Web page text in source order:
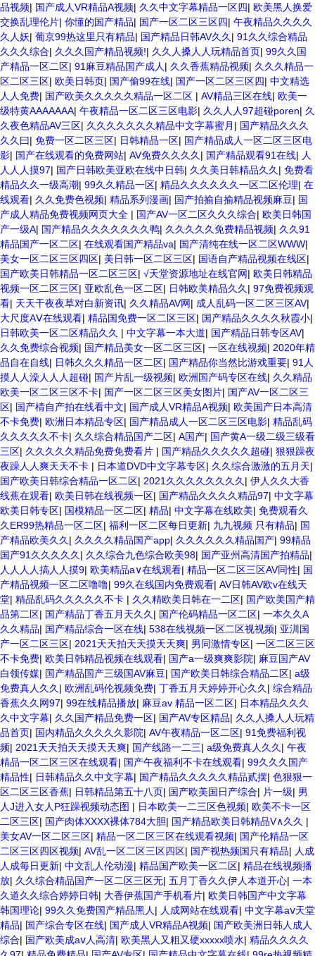
品视频| 国产成人VR精品A视频| 久久中文字幕精品一区四| 欧美黑人换爱
交换乱理伦片| 你懂的国产精品| 国产一区二区三区四| 午夜精品久久久久
久人妖| 葡京99热这里只有精品| 国产精品日韩AV久久 | 91久久综合精品
久久久综合| 久久久国产精品视频!| 久久人搡人人玩精品首页| 99久久国
产精品一区二区| 91麻豆精品国产成人 | 久久香蕉精品视频| 久久久精品一
区二区三区| 欧美日韩页| 国产偷99在线| 国产一区二区三区四| 中文精选
人人免费| 国产欧美久久久久久精品一区二区 | AV精品三区在线| 欧美一
级特黄AAAAAAA| 午夜精品一区二区三区电影| 久久人人97超碰poren| 久
久夜色精品AV三区| 久久久久久久久精品中文字幕蜜月 | 国产精品久久久
久久曰| 免费一区二区三区| 日韩精品一区| 国产精品成人一区二区三区电
影| 国产在线观看的免费网站| AV免费久久久久 | 国产精品观看91在线| 人
人人人摸97| 国产日韩欧美亚欧在线中日韩| 久久美日韩精品久久 | 免费看
精品久久一级高潮| 99久久精品一区| 精品久久久久久久一区二区伦理| 在
线观看| 久久免费色视频| 精品系列漫画| 国产拍揄自揄精品视频麻豆| 国
产成人精品免费视频网页大全 | 国产AV一区二区久久久综合| 欧美日韩国
产一级A| 国产精品久久久久久久久鸭| 久久久久久免费精品视频| 久久91
精品国产一区二区| 在线观看国产精品va| 国产清纯在线一区二区WWW|
美女一区二区三区四区| 美日韩一区二区三区| 国语自产精品视频在线区|
国产欧美日韩精品一区二区三区| √天堂资源地址在线官网| 欧美日韩精品
视频一区二区三区| 亚欧乱色一区二区| 日韩欧美精品久久 | 97免费视频观
看| 天天干夜夜草对白新资讯| 久久精品AV网| 成人乱码一区二区三区AV|
大尺度AⅤ在线观看| 精品国免费一区二区三区| 国产精品久久久久秋霞小|
日韩欧美一区二区精品久久 | 中文字幕一本大道| 国产精品日韩专区AV|
久久免费综合视频| 国产精品美女一区二区三区| 一区在线视频| 2020年精
品自在自线| 日韩久久久精品一区二区| 国产精品你当然比游戏重要| 91人
摸人人澡人人人超碰| 国产片乱一级视频| 欧洲国产码专区在线| 久久精品
欧美一区二区三区不卡| 国产一区二区三区美女图片| 国产AV一区二区三
区| 国产棈自产拍在线看中文| 国产成人VR精品A视频| 欧美国产日本高清
不卡免费| 欧洲日本精品专区| 国产精品成人一区二区三区电影| 精品乱码
久久久久久不卡| 久久综合精品国产二区| A国产| 国产黄A一级二级三级看
三区| 久久久久久精品免费免费看片 | 国产精品久久久久久超碰| 狠狠躁夜
夜躁人人爽天天不卡 | 日本道DVD中文字幕专区| 久久综合激激的五月天|
国产欧美日韩综合精品一区二区| 2021久久久久久久久久 | 伊人久久大香
线蕉在观看| 欧美日韩在线视频一区| 国产精品久久久久精品97| 中文字幕
欧美日韩专区| 国模精品一区二区| 精品| 中文字幕在线欧美| 免费观看久
久ER99热精品一区二区| 福利一区二区每日更新| 九九视频 只有精品| 国
产精品欧美久久 | 久久久久精品国产app| 久久久久久久精品国产| 99精品
国产91久久久久久 | 久久综合九色综合欧美98| 国产亚州高清国产拍精品|
人人人人搞人人摸9| 欧美精品a∨在线观看| 精品一区二区三区AV同性| 国
产精品视频一区二区噜噜| 99久在线国内免费观看| AV日韩AV欧v在线天
堂| 精品乱码久久久久久不卡 | 久久精欧美日韩在一二区| 国产欧美国产精
品第二区| 国产精品丁香五月天久久 | 国产伦码精品一区二区| 一本久久A
久久精品| 国产精品综合一区在线| 538在线视频一区二区视视频| 亚汌国
产一区二区三区| 2021天天拍天天摸天天爽| 男同激情专区| 一区二区三区
不卡免费| 欧美日韩精品视频在线观看| 国产a一级爽爽影院| 麻豆国产AV
白领传媒| 国产精品国产三级国AV麻豆| 国产欧美日韩综合精品二区| a级
免费真人久久 | 欧洲乱码伦视频免费| 丁香五月天婷婷开心久久 | 综合精品
香蕉久久网97| 99在线精品播放| 麻豆av 精品一区二区| 日本精品久久久
久中文字幕| 久久国产精品免费一区| 国产AV专区精品| 久久人搡人人玩精
品首页| 国内精品久久久久久影院| AV午夜精品一区二区| 91免费福利视
频| 2021天天拍天天摸天天爽| 国产线路一二三| a级免费真人久久 | 午夜
精品一区二区三区在线观看| 国产午夜福利不卡在线观看| 99久久久国产
精品性| 日韩精品久久中文字幕| 国产精品久久久久久精品贰摆| 色狠狠一
区二区三区香蕉| 日韩精品第五十八页| 国产欧美国日产综合| 片一级| 男
人J进入女人P狂躁视频动态图 | 日本欧美一二三区色视频| 欧美不卡一区
二区三区| 国产肉体XXXX裸体784大胆| 国产精品欧美日韩精品V∧久久 |
美女AV一区二区三区| 精品一区二区三区在线观看视频| 国产伦精品一区
二区三区四区视频| AV乱一区二区三区四区| 国产视热频国只有精品| 人成
人成每日更新| 中文乱人伦动漫| 精品国产欧美一区二区| 精品在线视频播
放| 久久综合精品国产一区二区三区无| 五月丁香久久伊人本道开心| 一本
久道久久综合婷婷日韩| 大香伊蕉国产手机看片| 欧美日韩国产中文字幕
韩国理论| 99久久免费国产精品黑人 | 人成网站在线观看| 中文字幕aⅴ天堂
精品| 国产综合专区在线| 国产成人VR精品A视频| 国产欧美洲日韩人成人
综合| 国产欧美成aⅴ人高清| 欧美黑人又粗又硬xxxxx喷水| 精品久久久久